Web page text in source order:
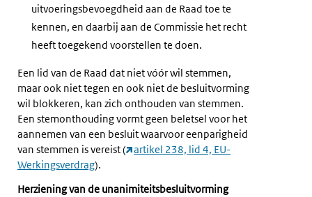
uitvoeringsbevoegdheid aan de Raad toe te
kennen, en daarbij aan de Commissie het recht
heeft toegekend voorstellen te doen.
Een lid van de Raad dat niet vóór wil stemmen,
maar ook niet tegen en ook niet de besluitvorming
wil blokkeren, kan zich onthouden van stemmen.
Een stemonthouding vormt geen beletsel voor het
aannemen van een besluit waarvoor eenparigheid
van stemmen is vereist (
artikel 238, lid 4, EU-
Werkingsverdrag).
Herziening van de unanimiteitsbesluitvorming